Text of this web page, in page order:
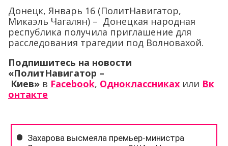
Донецк, Январь 16 (ПолитНавигатор,
Микаэль Чагалян) – Донецкая народная
республика получила приглашение для
расследования трагедии под Волновахой.
Подпишитесь на новости
«ПолитНавигатор –
Киев» в Facebook, Одноклассниках или Вк
онтакте